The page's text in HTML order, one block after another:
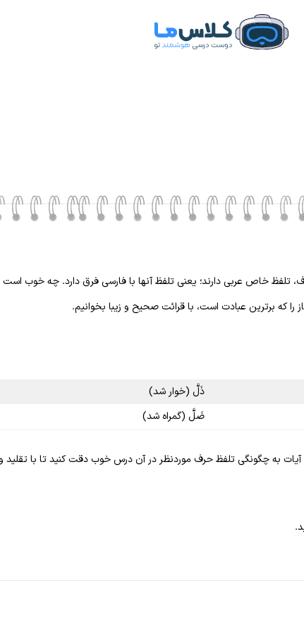
خاص عربی دارند؛ یعنی تلفظ آنها با فارسی فرق دارد. چه خوب است
که برترین عبادت است، با قرائت صحیح و زیبا بخوانیم.
ذَلَّ (خوار شد)
ضَلَّ (گمراه شد)
چگونگی تلفظ حرف موردنظر در آن درس خوب دقت کنید تا با تقلید و